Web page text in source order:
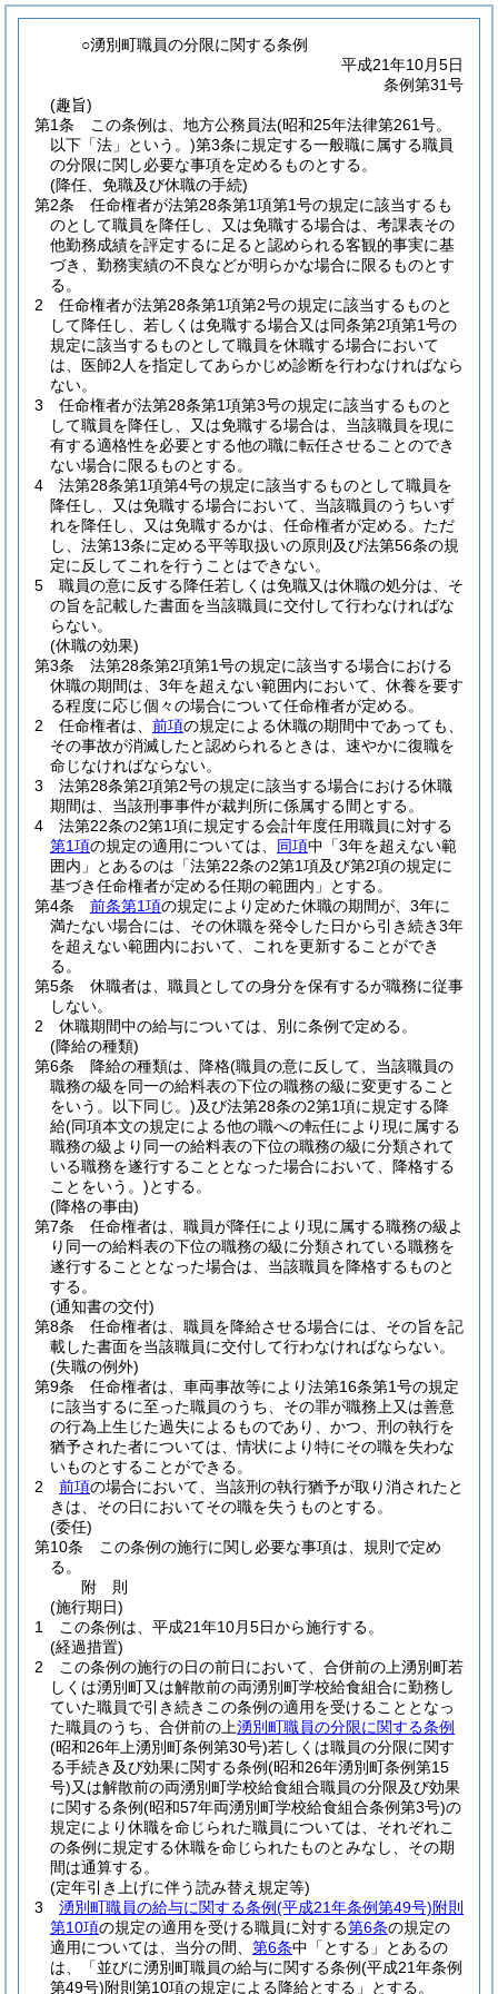
○湧別町職員の分限に関する条例
平成21年10月5日
条例第31号
(趣旨)
第1条
この条例は、地方公務員法(昭和25年法律第261号。
以下「法」という。)第3条に規定する一般職に属する職員
の分限に関し必要な事項を定めるものとする。
(降任、免職及び休職の手続)
第2条
任命権者が法第28条第1項第1号の規定に該当するも
のとして職員を降任し、又は免職する場合は、考課表その
他勤務成績を評定するに足ると認められる客観的事実に基
づき、勤務実績の不良などが明らかな場合に限るものとす
る。
2
任命権者が法第28条第1項第2号の規定に該当するものと
して降任し、若しくは免職する場合又は同条第2項第1号の
規定に該当するものとして職員を休職する場合において
は、医師2人を指定してあらかじめ診断を行わなければなら
ない。
3
任命権者が法第28条第1項第3号の規定に該当するものと
して職員を降任し、又は免職する場合は、当該職員を現に
有する適格性を必要とする他の職に転任させることのでき
ない場合に限るものとする。
4
法第28条第1項第4号の規定に該当するものとして職員を
降任し、又は免職する場合において、当該職員のうちいず
れを降任し、又は免職するかは、任命権者が定める。 ただ
し、法第13条に定める平等取扱いの原則及び法第56条の規
定に反してこれを行うことはできない。
5
職員の意に反する降任若しくは免職又は休職の処分は、そ
の旨を記載した書面を当該職員に交付して行わなければな
らない。
(休職の効果)
第3条
法第28条第2項第1号の規定に該当する場合における
休職の期間は、3年を超えない範囲内において、休養を要す
る程度に応じ個々の場合について任命権者が定める。
2
任命権者は、 前項の規定による休職の期間中であっても、
その事故が消滅したと認められるときは、速やかに復職を
命じなければならない。
3
法第28条第2項第2号の規定に該当する場合における休職
期間は、当該刑事事件が裁判所に係属する間とする。
4
法第22条の2第1項に規定する会計年度任用職員に対する
第1項の規定の適用については、 同項中「3年を超えない範
囲内」とあるのは「法第22条の2第1項及び第2項の規定に
基づき任命権者が定める任期の範囲内」とする。
第4条
前条第1項の規定により定めた休職の期間が、3年に
満たない場合には、その休職を発令した日から引き続き3年
を超えない範囲内において、これを更新することができ
る。
第5条
休職者は、職員としての身分を保有するが職務に従事
しない。
2
休職期間中の給与については、別に条例で定める。
(降給の種類)
第6条
降給の種類は、降格(職員の意に反して、当該職員の
職務の級を同一の給料表の下位の職務の級に変更すること
をいう。以下同じ。)及び法第28条の2第1項に規定する降
給(同項本文の規定による他の職への転任により現に属する
職務の級より同一の給料表の下位の職務の級に分類されて
いる職務を遂行することとなった場合において、降格する
ことをいう。)とする。
(降格の事由)
第7条
任命権者は、職員が降任により現に属する職務の級よ
り同一の給料表の下位の職務の級に分類されている職務を
遂行することとなった場合は、当該職員を降格するものと
する。
(通知書の交付)
第8条
任命権者は、職員を降給させる場合には、その旨を記
載した書面を当該職員に交付して行わなければならない。
(失職の例外)
第9条
任命権者は、車両事故等により法第16条第1号の規定
に該当するに至った職員のうち、その罪が職務上又は善意
の行為上生じた過失によるものであり、かつ、刑の執行を
猶予された者については、情状により特にその職を失わな
いものとすることができる。
2
前項の場合において、当該刑の執行猶予が取り消されたと
きは、その日においてその職を失うものとする。
(委任)
第10条
この条例の施行に関し必要な事項は、規則で定め
る。
附 則
(施行期日)
1
この条例は、平成21年10月5日から施行する。
(経過措置)
2
この条例の施行の日の前日において、合併前の上湧別町若
しくは湧別町又は解散前の両湧別町学校給食組合に勤務し
ていた職員で引き続きこの条例の適用を受けることとなっ
た職員のうち、合併前の上湧別町職員の分限に関する条例
(昭和26年上湧別町条例第30号)若しくは職員の分限に関す
る手続き及び効果に関する条例(昭和26年湧別町条例第15
号)又は解散前の両湧別町学校給食組合職員の分限及び効果
に関する条例(昭和57年両湧別町学校給食組合条例第3号)の
規定により休職を命じられた職員については、それぞれこ
の条例に規定する休職を命じられたものとみなし、その期
間は通算する。
(定年引き上げに伴う読み替え規定等)
3
湧別町職員の給与に関する条例(平成21年条例第49号)附則
第10項の規定の適用を受ける職員に対する第6条の規定の
適用については、当分の間、 第6条中「とする」とあるの
は、「並びに湧別町職員の給与に関する条例(平成21年条例
第49号)附則第10項の規定による降給とする」とする。